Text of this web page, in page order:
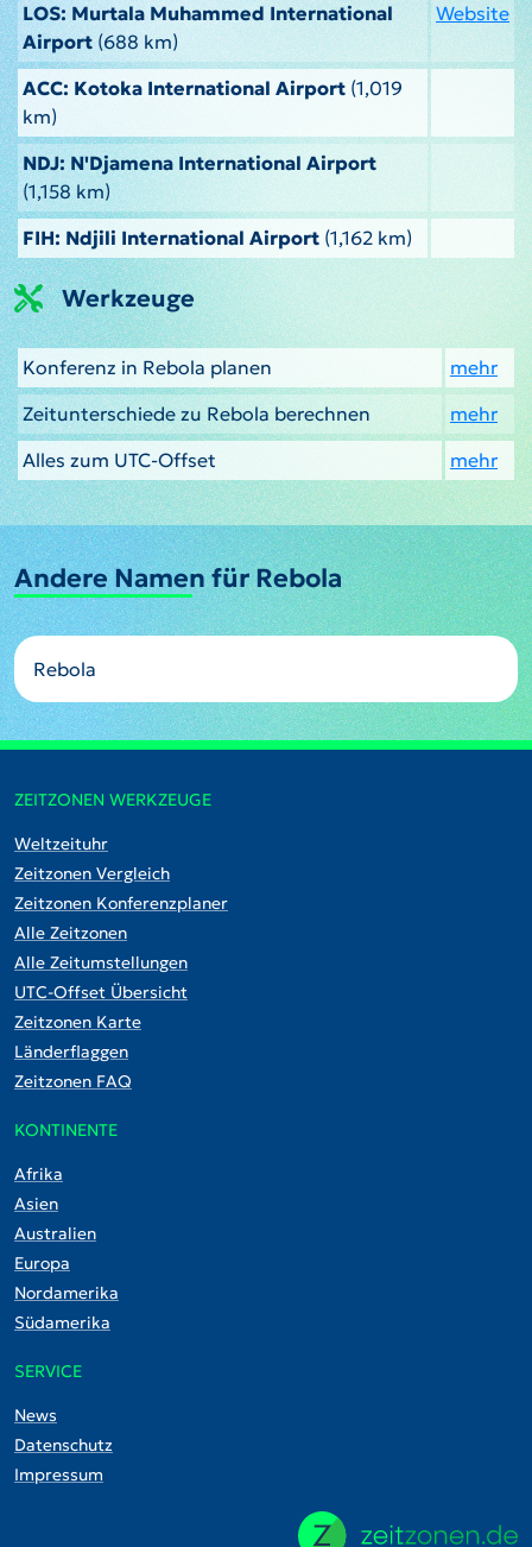
LOS: Murtala Muhammed International
Airport(688 km)
Website
ACC: Kotoka International Airport (1,019
km)
NDJ: N'Djamena International Airport
(1,158 km)
FIH: Ndjili International Airport (1,162 km)
Werkzeuge
Konferenz in Rebola planen
mehr
Zeitunterschiede zu Rebola berechnen
mehr
Alles zum UTC-Offset
mehr
Andere Namen für Rebola
Rebola
ZEITZONEN WERKZEUGE
Weltzeituhr
Zeitzonen Vergleich
Zeitzonen Konferenzplaner
Alle Zeitzonen
Alle Zeitumstellungen
UTC-Offset Übersicht
Zeitzonen Karte
Länderflaggen
Zeitzonen FAQ
KONTINENTE
Afrika
Asien
Australien
Europa
Nordamerika
Südamerika
SERVICE
News
Datenschutz
Impressum